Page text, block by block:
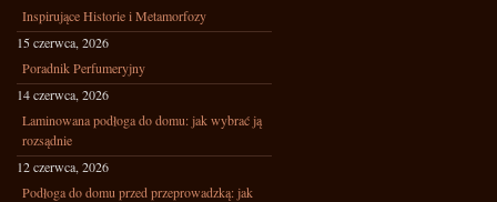
Inspirujące Historie i Metamorfozy
15 czerwca, 2026
Poradnik Perfumeryjny
14 czerwca, 2026
Laminowana podłoga do domu: jak wybrać ją
rozsądnie
12 czerwca, 2026
Podłoga do domu przed przeprowadzką: jak